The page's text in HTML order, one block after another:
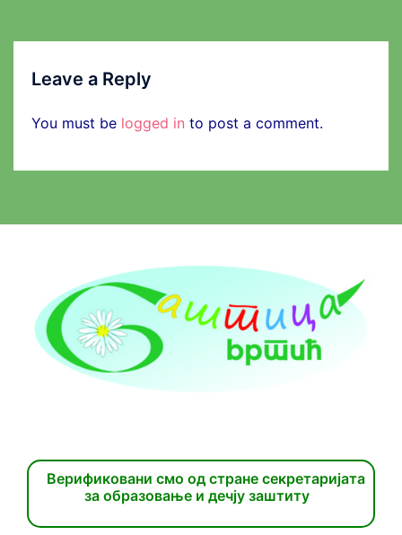
Leave a Reply
You must be logged in to post a comment.
Верификовани смо од стране секретаријата
за образовање и дечју заштиту